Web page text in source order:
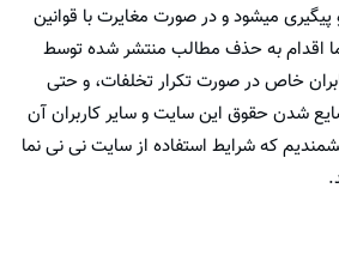
میشود و در صورت مغایرت با قوانین
اقدام به حذف مطالب منتشر شده توسط
خاص در صورت تکرار تخلفات، و حتی
شدن حقوق این سایت و سایر کاربران آن
که شرایط استفاده از سایت نی نی نما